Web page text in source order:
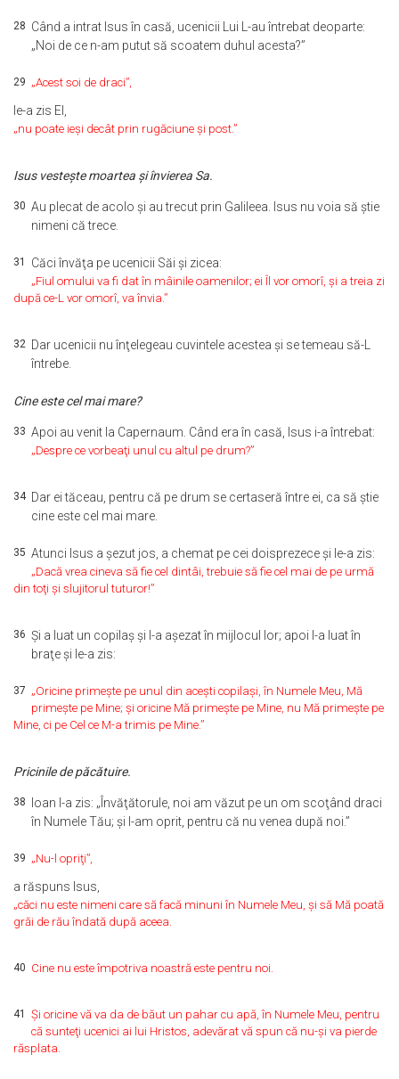
28 Când a intrat Isus în casă, ucenicii Lui L-au întrebat deoparte:
„Noi de ce n-am putut să scoatem duhul acesta?”
29 „Acest soi de draci”,
le-a zis El,
„nu poate ieşi decât prin rugăciune şi post.”
Isus vesteşte moartea şi învierea Sa.
30 Au plecat de acolo şi au trecut prin Galileea. Isus nu voia să ştie
nimeni că trece.
31 Căci învăţa pe ucenicii Săi şi zicea:
„Fiul omului va fi dat în mâinile oamenilor; ei Îl vor omorî, şi a treia zi
după ce-L vor omorî, va învia.”
32 Dar ucenicii nu înţelegeau cuvintele acestea şi se temeau să-L
întrebe.
Cine este cel mai mare?
33 Apoi au venit la Capernaum. Când era în casă, Isus i-a întrebat:
„Despre ce vorbeaţi unul cu altul pe drum?”
34 Dar ei tăceau, pentru că pe drum se certaseră între ei, ca să ştie
cine este cel mai mare.
35 Atunci Isus a şezut jos, a chemat pe cei doisprezece şi le-a zis:
„Dacă vrea cineva să fie cel dintâi, trebuie să fie cel mai de pe urmă
din toţi şi slujitorul tuturor!”
36 Şi a luat un copilaş şi l-a aşezat în mijlocul lor; apoi l-a luat în
braţe şi le-a zis:
37 „Oricine primeşte pe unul din aceşti copilaşi, în Numele Meu, Mă
primeşte pe Mine; şi oricine Mă primeşte pe Mine, nu Mă primeşte pe
Mine, ci pe Cel ce M-a trimis pe Mine.”
Pricinile de păcătuire.
38
Ioan I-a zis: „Învăţătorule, noi am văzut pe un om scoţând draci
în Numele Tău; şi l-am oprit, pentru că nu venea după noi.”
39 „Nu-l opriţi”,
a răspuns Isus,
„căci nu este nimeni care să facă minuni în Numele Meu, şi să Mă poată
grăi de rău îndată după aceea.
40 Cine nu este împotriva noastră este pentru noi.
41 Şi oricine vă va da de băut un pahar cu apă, în Numele Meu, pentru
că sunteţi ucenici ai lui Hristos, adevărat vă spun că nu-şi va pierde
răsplata.